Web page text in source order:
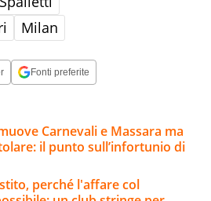
Milan
Fonti preferite
Carnevali e Massara ma
il punto sull’infortunio di
perché l'affare col